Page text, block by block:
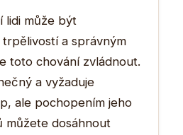
lidi může být
a správným
toto chování zvládnout.
a vyžaduje
ale pochopením jeho
můžete dosáhnout